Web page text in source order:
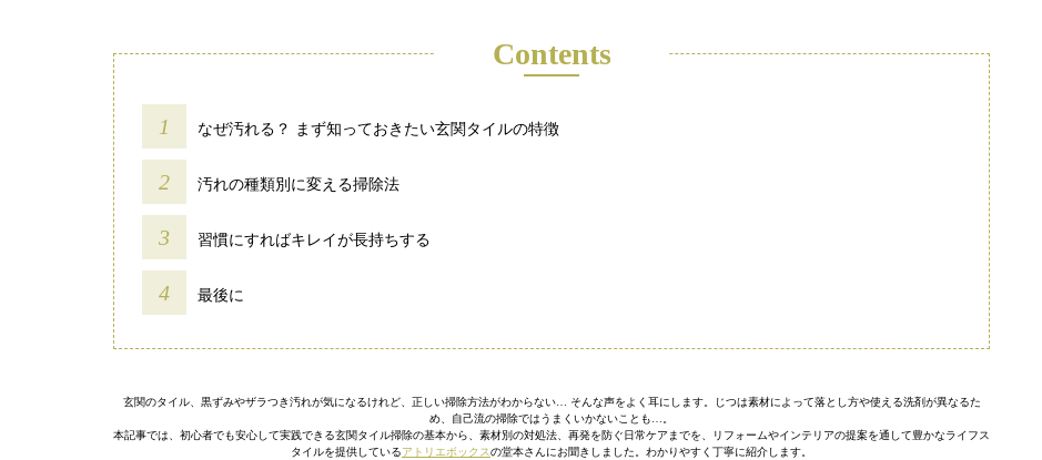
Contents
なぜ汚れる？ まず知っておきたい玄関タイルの特徴
汚れの種類別に変える掃除法
習慣にすればキレイが長持ちする
最後に
玄関のタイル、黒ずみやザラつき汚れが気になるけれど、正しい掃除方法がわからない… そんな声をよく耳にします。じつは素材によって落とし方や使える洗剤が異なるた
め、自己流の掃除ではうまくいかないことも…。
本記事では、初心者でも安心して実践できる玄関タイル掃除の基本から、素材別の対処法、再発を防ぐ日常ケアまでを、リフォームやインテリアの提案を通して豊かなライフス
タイルを提供しているアトリエボックスの堂本さんにお聞きしました。わかりやすく丁寧に紹介します。